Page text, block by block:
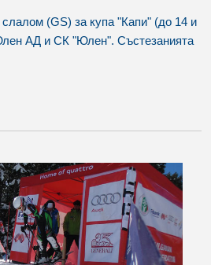
(GS) за купа "Капи" (до 14 и
АД и СК "Юлен". Състезанията